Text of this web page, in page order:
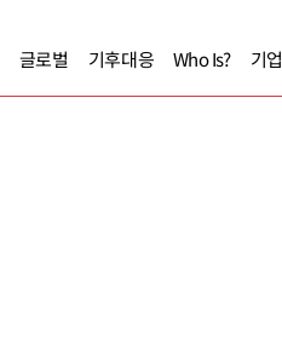
글로벌 기후대응 Who Is? 기